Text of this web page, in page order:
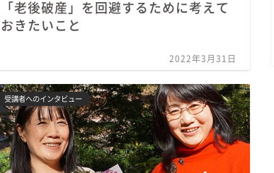
「老後破産」を回避するために考えて
おきたいこと
2022年3月31日
受講者へのインタビュー